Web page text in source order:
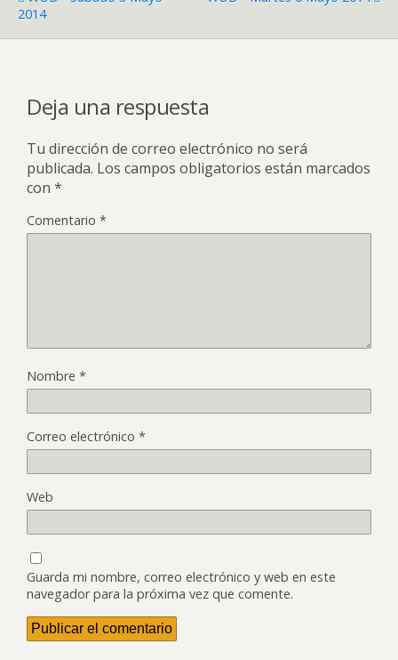
2014
Deja una respuesta
Tu dirección de correo electrónico no será
publicada. Los campos obligatorios están marcados
con *
Comentario *
Nombre *
Correo electrónico *
Web
Guarda mi nombre, correo electrónico y web en este
navegador para la próxima vez que comente.